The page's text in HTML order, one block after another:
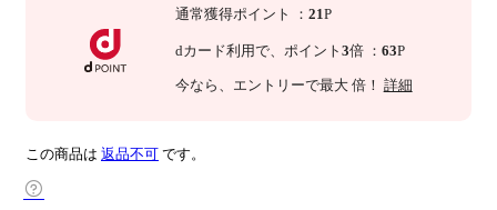
通常獲得ポイント ： 21P
dカード利用で、 ポイント 3倍 ： 63P
今なら 、エントリーで最大 倍！ 詳細
この商品は 返品不可 です。